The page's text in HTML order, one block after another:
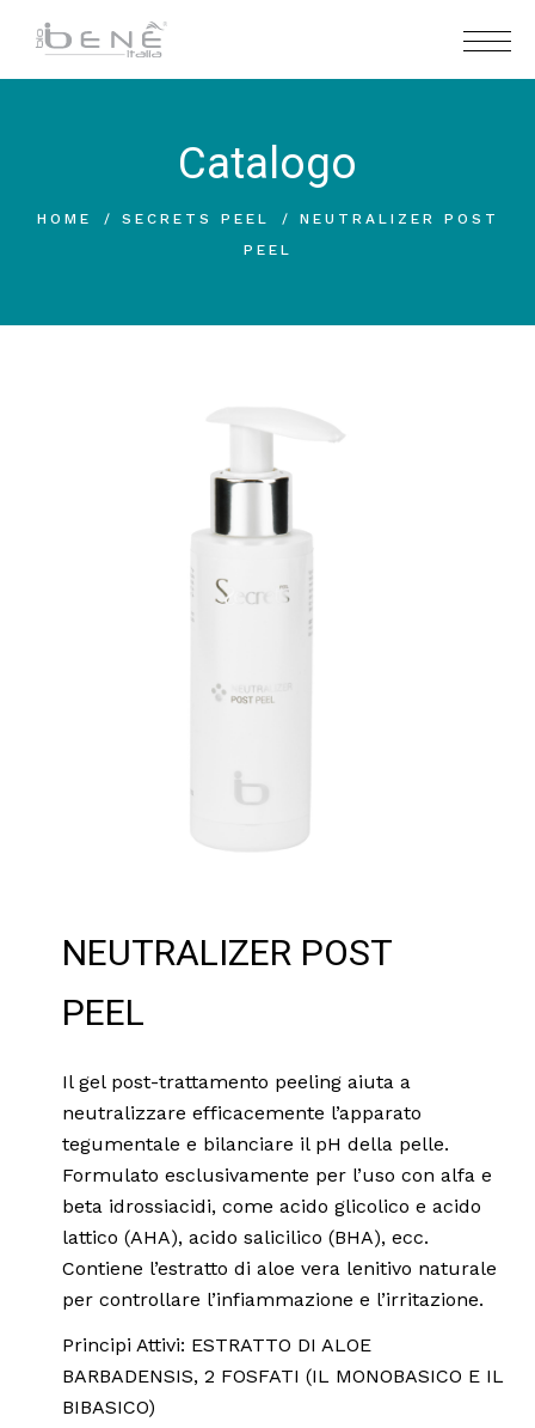
Catalogo
HOME SECRETS PEEL
NEUTRALIZER POST
PEEL
NEUTRALIZER POST
PEEL
Il gel post-trattamento peeling aiuta a
neutralizzare efficacemente l’apparato
tegumentale e bilanciare il pH della pelle.
Formulato esclusivamente per l’uso con alfa e
beta idrossiacidi, come acido glicolico e acido
lattico (AHA), acido salicilico (BHA), ecc.
Contiene l’estratto di aloe vera lenitivo naturale
per controllare l’infiammazione e l’irritazione.
Principi Attivi: ESTRATTO DI ALOE
BARBADENSIS, 2 FOSFATI (IL MONOBASICO E IL
BIBASICO)